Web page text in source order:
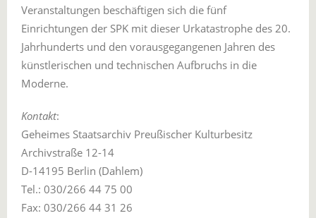
Veranstaltungen beschäftigen sich die fünf
Einrichtungen der SPK mit dieser Urkatastrophe des 20.
Jahrhunderts und den vorausgegangenen Jahren des
künstlerischen und technischen Aufbruchs in die
Moderne.
Kontakt:
Geheimes Staatsarchiv Preußischer Kulturbesitz
Archivstraße 12-14
D-14195 Berlin (Dahlem)
Tel.: 030/266 44 75 00
Fax: 030/266 44 31 26